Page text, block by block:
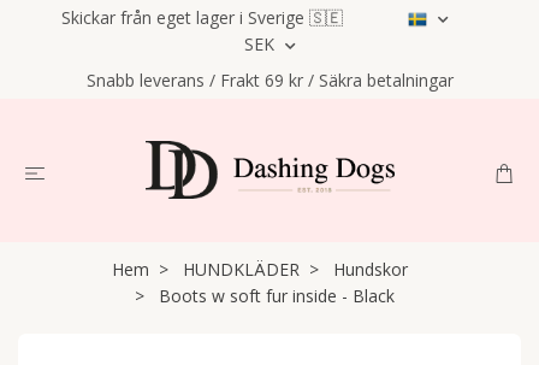
Skickar från eget lager i Sverige 🇸🇪
SEK
Snabb leverans / Frakt 69 kr / Säkra betalningar
Hem HUNDKLÄDER
Hundskor
Boots w soft fur inside - Black